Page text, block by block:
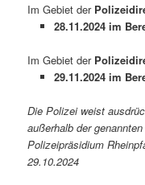
Im Gebiet der
28.11.2024 im
Im Gebiet der
29.11.2024 im
Die Polizei weist
außerhalb der
Polizeipräsidium
29.10.2024